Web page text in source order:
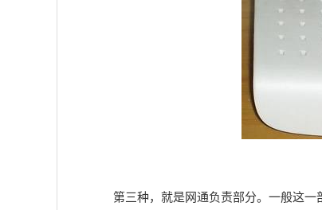
第三种，就是网通负责部分。一般这